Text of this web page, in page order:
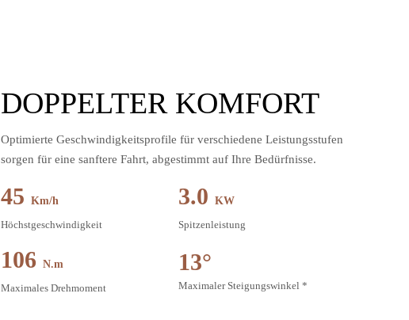
DOPPELTER KOMFORT
Optimierte Geschwindigkeitsprofile für verschiedene Leistungsstufen
sorgen für eine sanftere Fahrt, abgestimmt auf Ihre Bedürfnisse.
45Km/h
Höchstgeschwindigkeit
3.0KW
Spitzenleistung
106N.m
Maximales Drehmoment
13°
Maximaler Steigungswinkel *